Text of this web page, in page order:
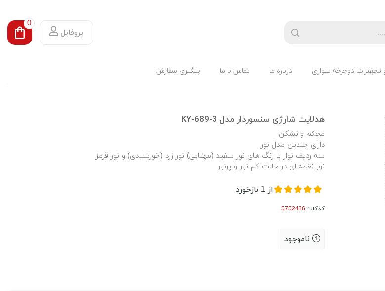
پروفایل
0
تجهیزات دوچرخه سواری درباره ما تماس با ما پیگیری سفارش
هدلایت شارژی سنسوردار مدل KY-689-3
محکم و نشکن
دارای چندین مدل نور
سه ردیف نوار با رنگ های نور سفید (مهتابی) نور زرد (خورشیدی) و نور قرمز
نور نقطه ای در حالت کم نور و پرنور
از 1 بازخورد
کدکالا:
ناموجود